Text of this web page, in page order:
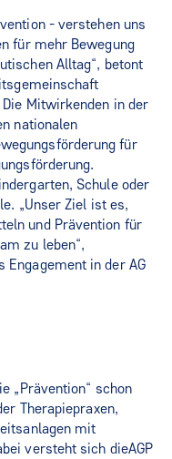
- verstehen uns
für mehr Bewegung
Alltag“, betont
Mitwirkenden in der
nationalen
für
Schule oder
„Unser Ziel ist es,
und Prävention für
zu leben“,
in der AG
„Prävention“ schon
Therapiepraxen,
mit
versteht sich dieAGP